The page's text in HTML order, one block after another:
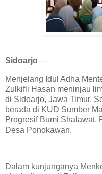
Sidoarjo —
Menjelang Idul Adha
Zulkifli Hasan meninjau
di Sidoarjo, Jawa Timur,
berada di KUD Sumber
Progresif Bumi Shalawat,
Desa Ponokawan.
Dalam kunjunganya